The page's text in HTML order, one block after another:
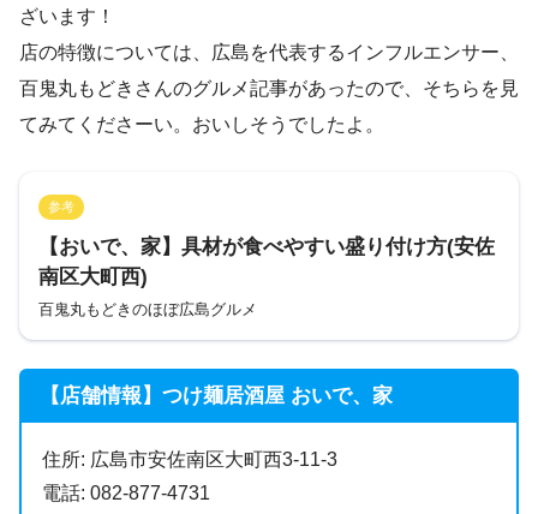
ざいます！
店の特徴については、広島を代表するインフルエンサー、
百鬼丸もどきさんのグルメ記事があったので、そちらを見
てみてくださーい。おいしそうでしたよ。
参考
【おいで、家】具材が食べやすい盛り付け方(安佐
南区大町西)
百鬼丸もどきのほぼ広島グルメ
【店舗情報】つけ麺居酒屋 おいで、家
住所: 広島市安佐南区大町西3-11-3
電話: 082-877-4731